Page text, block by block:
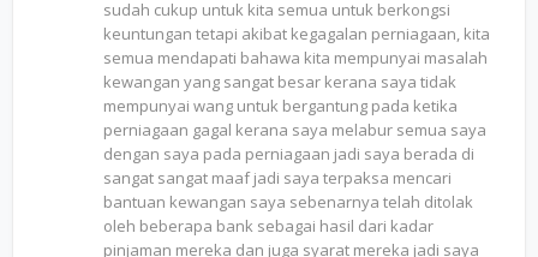
sudah cukup untuk kita semua untuk berkongsi
keuntungan tetapi akibat kegagalan perniagaan, kita
semua mendapati bahawa kita mempunyai masalah
kewangan yang sangat besar kerana saya tidak
mempunyai wang untuk bergantung pada ketika
perniagaan gagal kerana saya melabur semua saya
dengan saya pada perniagaan jadi saya berada di
sangat sangat maaf jadi saya terpaksa mencari
bantuan kewangan saya sebenarnya telah ditolak
oleh beberapa bank sebagai hasil dari kadar
pinjaman mereka dan juga syarat mereka jadi saya